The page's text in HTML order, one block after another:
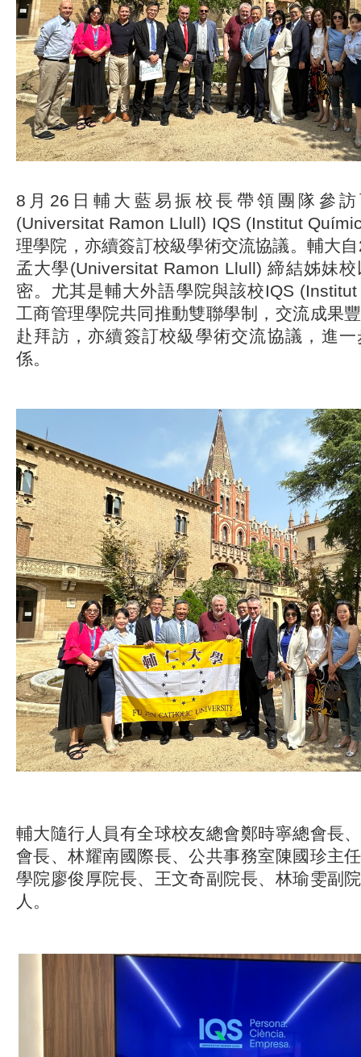
8月26日輔大藍易振校長帶領團隊參
(Universitat Ramon Llull) IQS (Institut
理學院，亦續簽訂校級學術交流協議。輔大
孟大學(Universitat Ramon Llull) 締結姊妹
密。尤其是輔大外語學院與該校IQS
工商管理學院共同推動雙聯學制，交流成果
赴拜訪，亦續簽訂校級學術交流協議，進
係。
輔大隨行人員有全球校友總會鄭時寧總會長
會長、林耀南國際長、公共事務室陳國珍主
學院廖俊厚院長、王文奇副院長、林瑜雯副
人。